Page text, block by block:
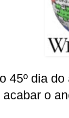
45º dia
acabar o